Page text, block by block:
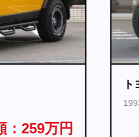
トヨタ ランドクルー
車